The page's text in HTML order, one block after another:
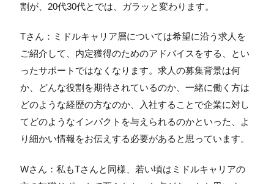
割が、20代30代とでは、ガラッと変わります。
Tさん：ミドルキャリア層については希望に沿う求人を
ご紹介して、内定獲得のためのアドバイスをする、とい
ったサポートではなくなります。求人の募集背景は何
か、どんな役割を期待されているのか、一緒に働く方は
どのような経歴の方なのか、入社することで企業に対し
てどのようなインパクトを与えられるのかといった、よ
り細かい情報をお伝えする必要があると思っています。
Wさん：私もTさんと同様、若い頃はミドルキャリアの